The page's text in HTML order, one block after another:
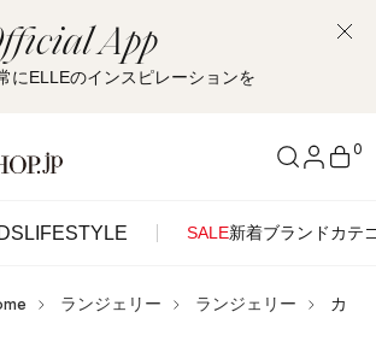
App
にELLEのインスピレーションを
LIFESTYLE SALE新着ブランドカテ
0
LIFESTYLE
ログイン
ランジェリー ランジェリー
カ